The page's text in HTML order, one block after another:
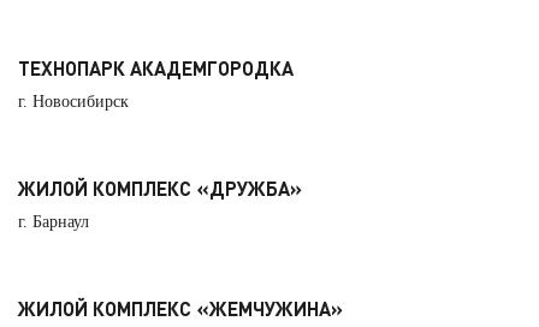
ТЕХНОПАРК АКАДЕМГОРОДКА
г. Новосибирск
ЖИЛОЙ КОМПЛЕКС «ДРУЖБА»
г. Барнаул
ЖИЛОЙ КОМПЛЕКС «ЖЕМЧУЖИНА»